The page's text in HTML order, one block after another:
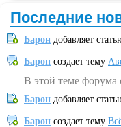
Последние
Барон добавляет
Барон создает тему
В этой теме форума
Барон добавляет
Барон создает тему